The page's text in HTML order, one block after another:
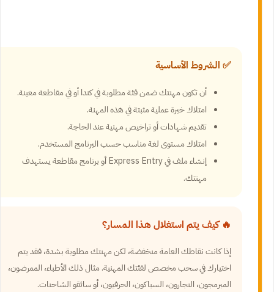
✅ الشروط الأساسية
أن تكون مهنتك ضمن فئة مطلوبة في كندا أو في مقاطعة معينة.
امتلاك خبرة عملية مثبتة في هذه المهنة.
تقديم شهادات أو تراخيص مهنية عند الحاجة.
امتلاك مستوى لغة مناسب حسب البرنامج المستخدم.
إنشاء ملف في Express Entry أو برنامج مقاطعة يستهدف
مهنتك.
🔥 كيف يتم استغلال هذا المسار؟
إذا كانت نقاطك العامة منخفضة، لكن مهنتك مطلوبة بشدة، فقد يتم
اختيارك في سحب مخصص لفئتك المهنية. مثال ذلك الأطباء، الممرضون،
المبرمجون، النجارون، السباكون، الحرفيون، أو سائقو الشاحنات.